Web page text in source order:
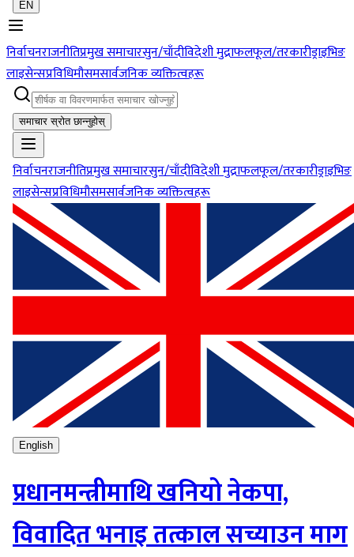
EN
निर्वाचनराजनीतिप्रमुख समाचारसुन/चाँदीविदेशी मुद्राफलफूल/तरकारीड्राइभिङ
लाइसेन्सप्रविधिमौसमसार्वजनिक व्यक्तित्वहरू
समाचार स्रोत छान्नुहोस्
निर्वाचनराजनीतिप्रमुख समाचारसुन/चाँदीविदेशी मुद्राफलफूल/तरकारीड्राइभिङ
लाइसेन्सप्रविधिमौसमसार्वजनिक व्यक्तित्वहरू
English
प्रधानमन्त्रीमाथि खनियो नेकपा,
विवादित भनाइ तत्काल सच्याउन माग